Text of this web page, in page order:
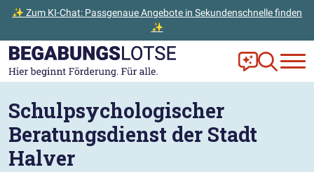
✨ Zum KI-Chat: Passgenaue Angebote in Sekundenschnelle finden
✨
Zum Hauptinhalt der Seite springen
Zur Startseite gehen Frag Ella!
Zur
Schulpsychologischer
Beratungsdienst der Stadt
Halver